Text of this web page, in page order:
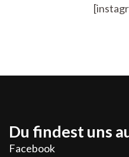
Du findest uns
Facebook